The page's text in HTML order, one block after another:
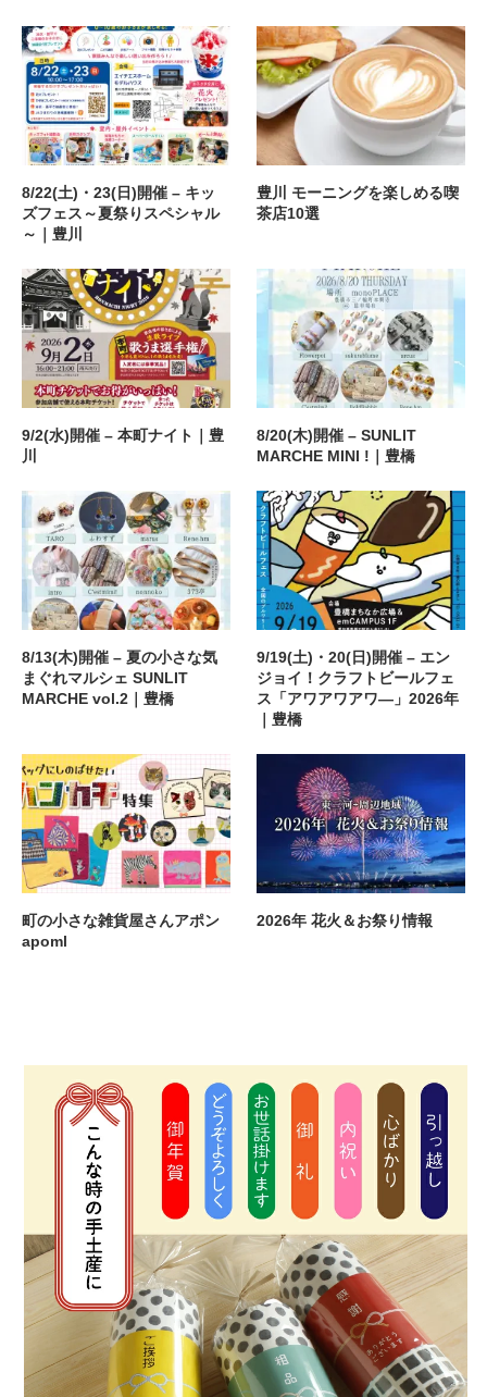
8/22(土)・23(日)開催 – キッ
ズフェス～夏祭りスペシャル
～｜豊川
豊川 モーニングを楽しめる喫
茶店10選
9/2(水)開催 – 本町ナイト｜豊
川
8/20(木)開催 – SUNLIT
MARCHE MINI !｜豊橋
8/13(木)開催 – 夏の小さな気
まぐれマルシェ SUNLIT
MARCHE vol.2｜豊橋
9/19(土)・20(日)開催 – エン
ジョイ！クラフトビールフェ
ス「アワアワアワ―」2026年
｜豊橋
町の小さな雑貨屋さんアポン
apoml
2026年 花火＆お祭り情報